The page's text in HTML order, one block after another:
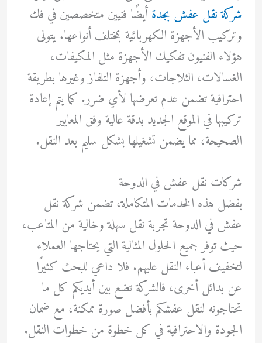
شركة نقل عفش بجدةأيضًا فنيين متخصصين في فك
وتركيب الأجهزة الكهربائية بمختلف أنواعها. يتولى
هؤلاء الفنيون تفكيك الأجهزة مثل المكيفات،
الغسالات، الثلاجات، وأجهزة التلفاز وغيرها بطريقة
احترافية تضمن عدم تعرضها لأي ضرر. كما يتم إعادة
تركيبها في الموقع الجديد بدقة عالية وفق المعايير
الصحيحة، مما يضمن تشغيلها بشكل سليم بعد النقل.
شركات نقل عفش في الدوحة
بفضل هذه الخدمات المتكاملة، تضمن شركة نقل
عفش في الدوحة تجربة نقل سهلة وخالية من المتاعب،
حيث توفر جميع الحلول المثالية التي يحتاجها العملاء
لتخفيف أعباء النقل عليهم. فلا داعي للبحث كثيرًا
عن بدائل أخرى، فالشركة تضع بين أيديكم كل ما
تحتاجونه لنقل عفشكم بأفضل صورة ممكنة، مع ضمان
الجودة والاحترافية في كل خطوة من خطوات النقل.